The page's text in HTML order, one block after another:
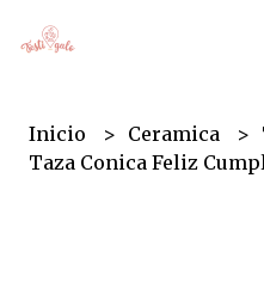
Inicio Ceramica
Taza Conica Feliz